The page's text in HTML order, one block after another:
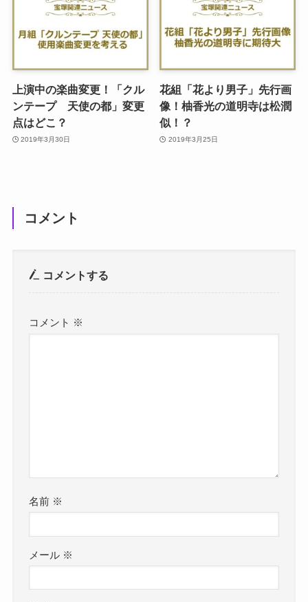
上演中の楽曲変更！「クル
ンテープ 天使の都」変更
点はどこ？
2019年3月30日
花組「花より男子」先行画
像！柚香光の道明寺は松潤
似！？
2019年3月25日
コメント
コメントする
コメント ※
名前 ※
メール ※